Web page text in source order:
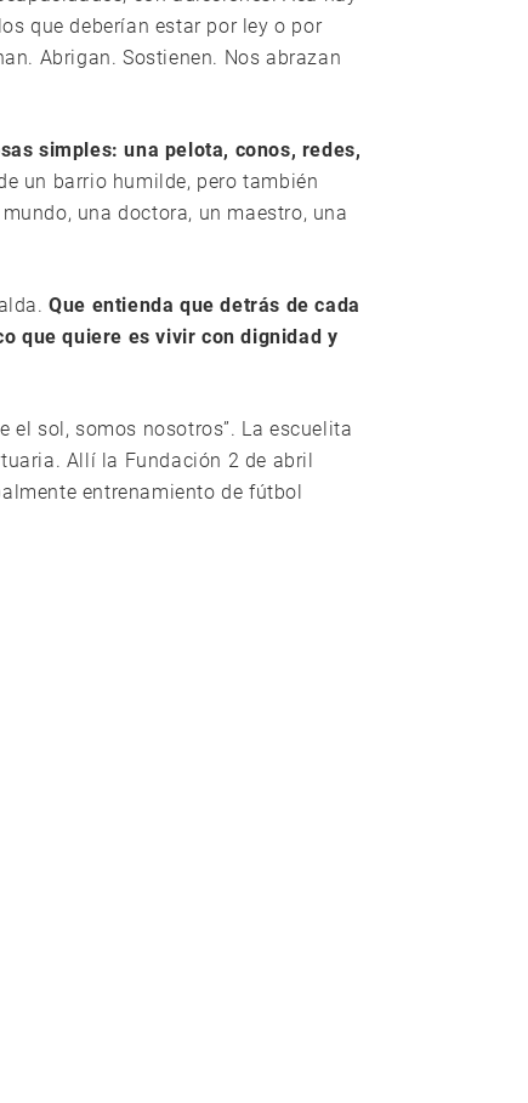
que deberían estar por ley o por
Abrigan. Sostienen. Nos abrazan
simples: una pelota, conos, redes,
un barrio humilde, pero también
una doctora, un maestro, una
Que entienda que detrás de cada
que quiere es vivir con dignidad y
el sol, somos nosotros”. La escuelita
Allí la Fundación 2 de abril
entrenamiento de fútbol